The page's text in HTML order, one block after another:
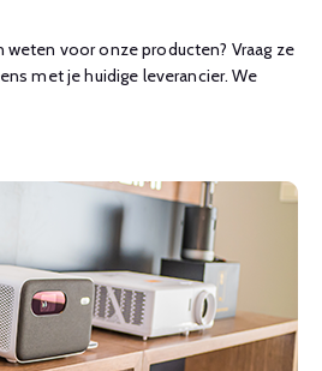
weten voor onze producten? Vraag ze
met je huidige leverancier. We